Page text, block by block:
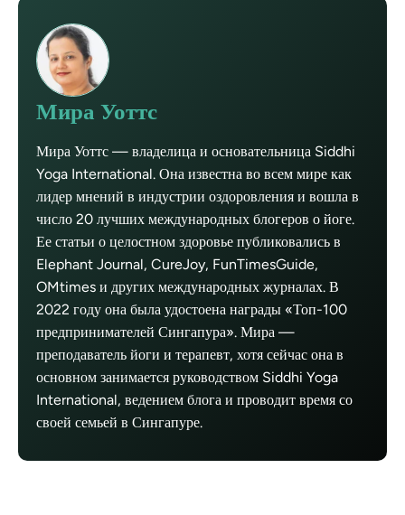
Мира Уоттс
Мира Уоттс — владелица и основательница Siddhi
Yoga International. Она известна во всем мире как
лидер мнений в индустрии оздоровления и вошла в
число 20 лучших международных блогеров о йоге.
Ее статьи о целостном здоровье публиковались в
Elephant Journal, CureJoy, FunTimesGuide,
OMtimes и других международных журналах. В
2022 году она была удостоена награды «Топ-100
предпринимателей Сингапура». Мира —
преподаватель йоги и терапевт, хотя сейчас она в
основном занимается руководством Siddhi Yoga
International, ведением блога и проводит время со
своей семьей в Сингапуре.